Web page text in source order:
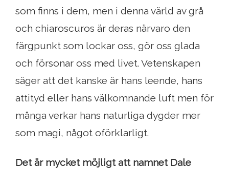
som finns i dem, men i denna värld av grå
och chiaroscuros är deras närvaro den
färgpunkt som lockar oss, gör oss glada
och försonar oss med livet. Vetenskapen
säger att det kanske är hans leende, hans
attityd eller hans välkomnande luft men för
många verkar hans naturliga dygder mer
som magi, något oförklarligt.
Det är mycket möjligt att namnet Dale